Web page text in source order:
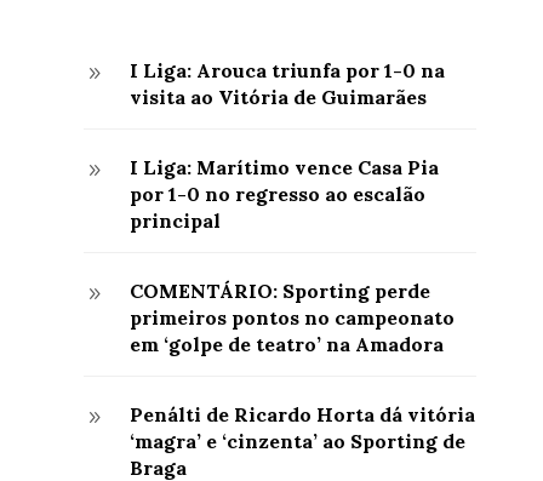
9
I Liga: Arouca triunfa por 1-0 na
visita ao Vitória de Guimarães
9
I Liga: Marítimo vence Casa Pia
por 1-0 no regresso ao escalão
principal
9
COMENTÁRIO: Sporting perde
primeiros pontos no campeonato
em ‘golpe de teatro’ na Amadora
9
Penálti de Ricardo Horta dá vitória
‘magra’ e ‘cinzenta’ ao Sporting de
Braga